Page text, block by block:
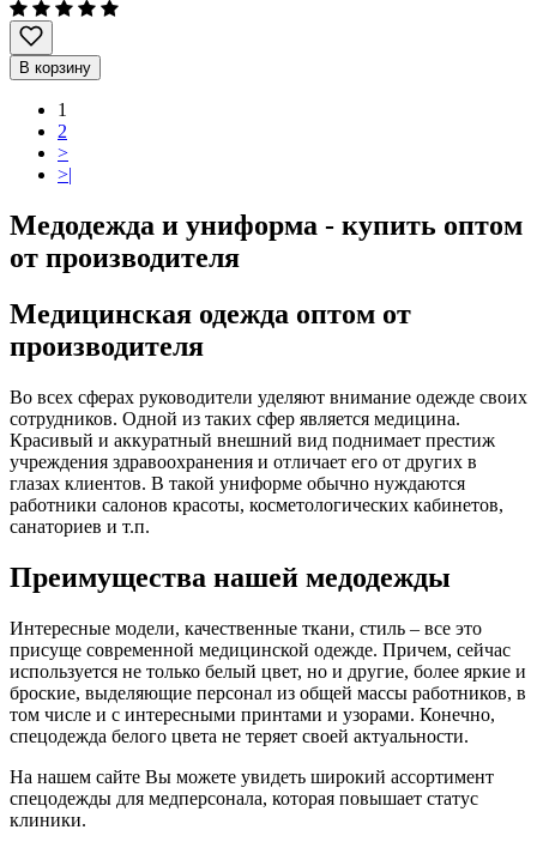
В корзину
1
2
>
>|
Медодежда и униформа - купить оптом
от производителя
Медицинская одежда оптом от
производителя
Во всех сферах руководители уделяют внимание одежде своих
сотрудников. Одной из таких сфер является медицина.
Красивый и аккуратный внешний вид поднимает престиж
учреждения здравоохранения и отличает его от других в
глазах клиентов. В такой униформе обычно нуждаются
работники салонов красоты, косметологических кабинетов,
санаториев и т.п.
Преимущества нашей медодежды
Интересные модели, качественные ткани, стиль – все это
присуще современной медицинской одежде. Причем, сейчас
используется не только белый цвет, но и другие, более яркие и
броские, выделяющие персонал из общей массы работников, в
том числе и с интересными принтами и узорами. Конечно,
спецодежда белого цвета не теряет своей актуальности.
На нашем сайте Вы можете увидеть широкий ассортимент
спецодежды для медперсонала, которая повышает статус
клиники.